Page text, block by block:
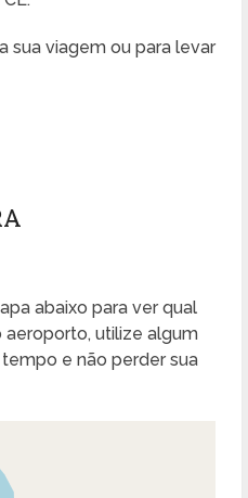
sua viagem ou para levar
abaixo para ver qual
aeroporto, utilize algum
e não perder sua